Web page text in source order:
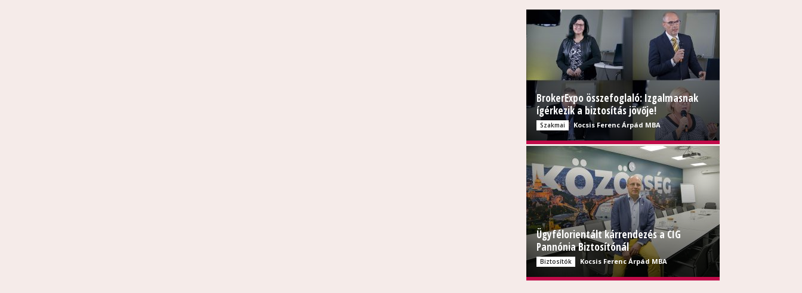
BrokerExpo összefoglaló: Izgalmasnak
ígérkezik a biztosítás jövője!
Szakmai Kocsis Ferenc Árpád MBA
Ügyfélorientált kárrendezés a CIG
Pannónia Biztosítónál
Biztosítók Kocsis Ferenc Árpád MBA